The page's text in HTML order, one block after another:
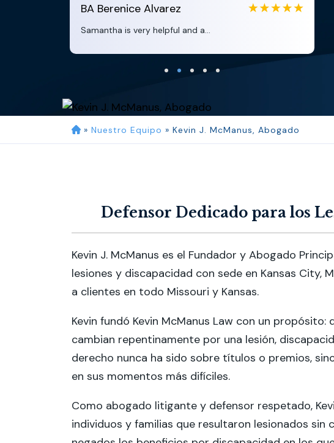
BA Berenice Alvarez
Samantha is very helpful and a...
» Nuestro Equipo » Kevin J. McManus, Abogado
Defensor Dedicado para los
Kevin J. McManus es el Fundador y Abogado
lesiones y discapacidad con sede en Kansas City,
a clientes en todo Missouri y Kansas.
Kevin fundó Kevin McManus Law con un
cambian repentinamente por una lesión,
derecho nunca ha sido sobre títulos o premios,
en sus momentos más difíciles.
Como abogado litigante y defensor respetado,
individuos y familias que resultaron lesionados